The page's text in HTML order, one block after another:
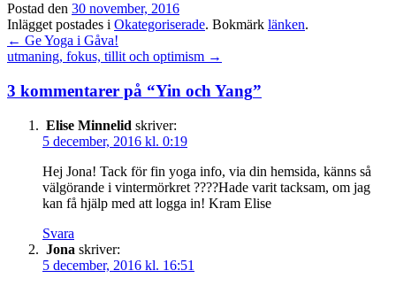
Postad den 30 november, 2016
Inlägget postades i Okategoriserade. Bokmärk länken.
Inläggsnavigation
← Ge Yoga i Gåva!
utmaning, fokus, tillit och optimism →
3 kommentarer på “Yin och Yang”
Elise Minnelid skriver:
5 december, 2016 kl. 0:19
Hej Jona! Tack för fin yoga info, via din hemsida, känns så
välgörande i vintermörkret ????Hade varit tacksam, om jag
kan få hjälp med att logga in! Kram Elise
Svara
Jona skriver:
5 december, 2016 kl. 16:51